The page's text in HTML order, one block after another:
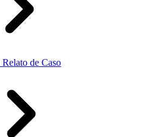
Relato de Caso